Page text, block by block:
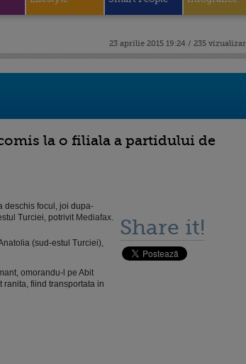
23 aprilie 2015 19:24 / 235
la o filiala a partidului de
deschis focul, joi dupa-
Turciei, potrivit Mediafax.
(sud-estul Turciei),
omorandu-l pe Abit
ranita, fiind transportata in
Share it!